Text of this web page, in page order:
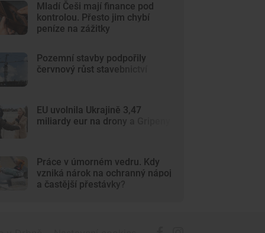
Mladí Češi mají finance pod
kontrolou. Přesto jim chybí
peníze na zážitky
Pozemní stavby podpořily
červnový růst stavebnictví
EU uvolnila Ukrajině 3,47
miliardy eur na drony a Gripeny
Práce v úmorném vedru. Kdy
vzniká nárok na ochranný nápoj
a častější přestávky?